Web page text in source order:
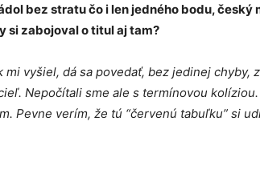
bez stratu čo i len jedného bodu,
si zabojoval o titul aj tam?
mi vyšiel, dá sa povedať, bez jedinej
Nepočítali sme ale s termínovou
Pevne verím, že tú “červenú tabuľku” si